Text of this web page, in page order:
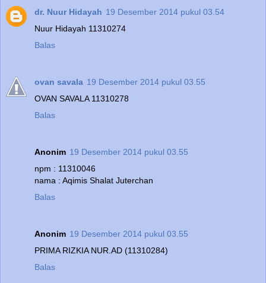
dr. Nuur Hidayah 19 Desember 2014 pukul 03.54
Nuur Hidayah 11310274
Balas
ovan savala 19 Desember 2014 pukul 03.55
OVAN SAVALA 11310278
Balas
Anonim 19 Desember 2014 pukul 03.55
npm : 11310046
nama : Aqimis Shalat Juterchan
Balas
Anonim 19 Desember 2014 pukul 03.55
PRIMA RIZKIA NUR.AD (11310284)
Balas